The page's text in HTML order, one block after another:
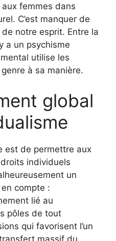
femmes dans
C’est manquer de
notre esprit. Entre la
a un psychisme
utilise les
à sa manière.
global
est de permettre aux
individuels
un
en compte :
lié au
pôles de tout
qui favorisent l’un
massif du